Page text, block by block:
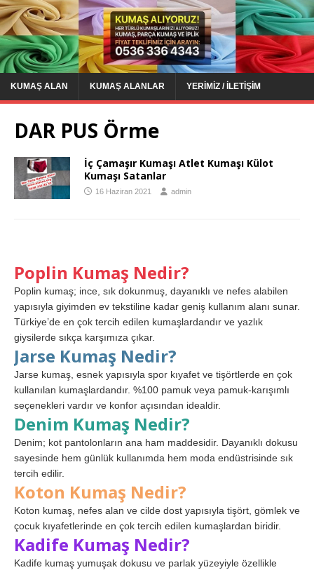
KUMAŞ ALAN KUMAŞ ALANLAR YERIMIZ / İLETIŞIM
DAR PUS Örme
İç Çamaşır Kumaşı Atlet Kumaşı Külot
Kumaşı Satanlar
16 Haziran 2021 admin
Poplin Kumaş Nedir?
Poplin kumaş; ince, sık dokunmuş, dayanıklı ve nefes alabilen
yapısıyla giyimden ev tekstiline kadar geniş kullanım alanı sunar.
Türkiye’de en çok tercih edilen kumaşlardandır ve yazlık
giysilerde sıkça karşımıza çıkar.
Jarse Kumaş Nedir?
Jarse kumaş, esnek yapısıyla spor kıyafet ve tişörtlerde en çok
kullanılan kumaşlardandır. %100 pamuk veya pamuk-karışımlı
seçenekleri vardır ve konfor açısından idealdir.
Denim Kumaş Nedir?
Denim; kot pantolonların ana ham maddesidir. Dayanıklı dokusu
sayesinde hem günlük kullanımda hem moda endüstrisinde sık
tercih edilir.
Koton Kumaş Nedir?
Koton kumaş, nefes alan ve cilde dost yapısıyla tişört, gömlek ve
çocuk kıyafetlerinde en çok tercih edilen kumaşlardan biridir.
Kadife Kumaş Nedir?
Kadife kumaş yumuşak dokusu ve parlak yüzeyiyle özellikle